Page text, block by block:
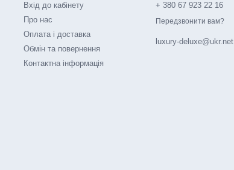
красу і зробить кожен ваш образ досконалим.
Вхід до кабінету
Про нас
Оплата і доставка
Обмін та повернення
Контактна інформація
+ 380 67 923 22 16
Передзвонити вам?
luxury-deluxe@ukr.net